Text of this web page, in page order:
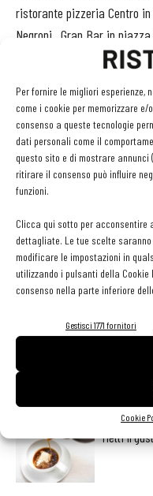
Per fornire le migliori esperienze,
come i cookie per memorizzare
consenso a queste tecnologie
dati personali come il
questo sito e di mostrare annunci
ritirare il consenso può influire
funzioni.
Clicca qui sotto per acconsentire
dettagliate. Le tue scelte
modificare le impostazioni in
utilizzando i pulsanti della
consenso nella parte inferiore
Gestisci 1771 fornitori
Cookie
ristorante pizzeria Centro
Negroni, Gran Bar in
Marechiaro in piazza delle
Avogadro, Antica osteria Ai
caffé in corso
Pancaffè in viale Giulio
Le Risaie a Casalgiate, in
Facebook
LEGGI ANCHE
Metti il